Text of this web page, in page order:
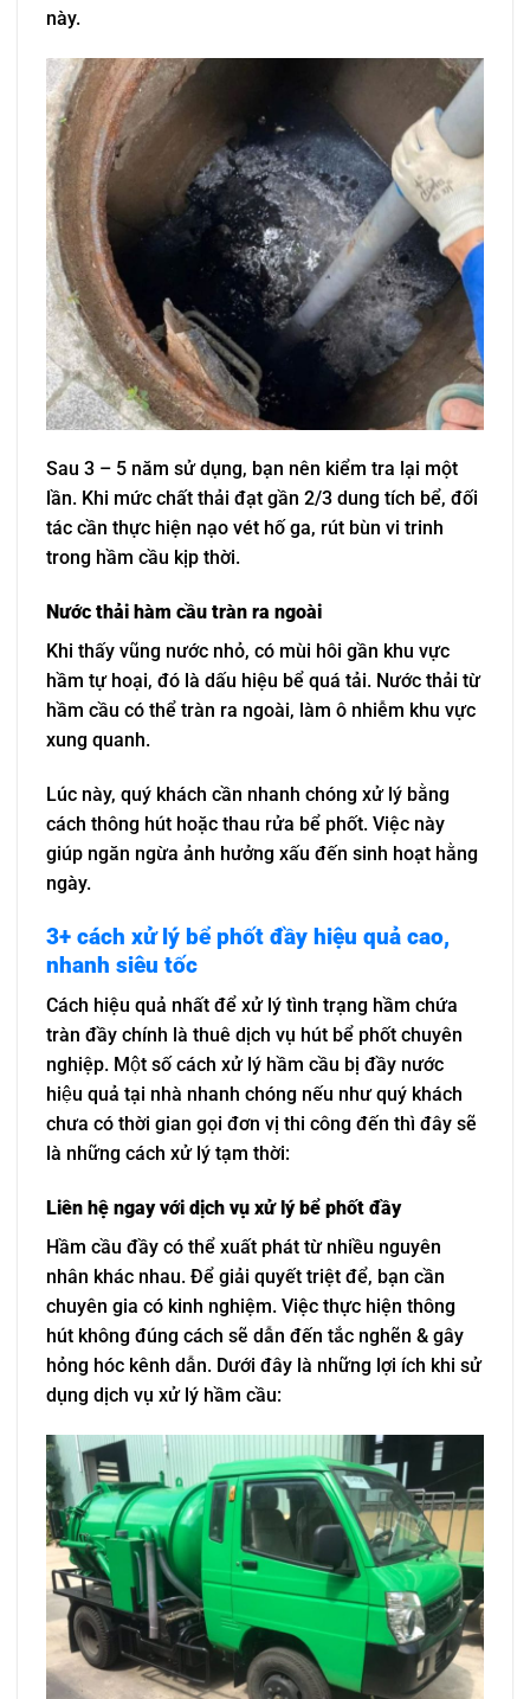
này.
Sau 3 – 5 năm sử dụng, bạn nên kiểm tra lại một
lần. Khi mức chất thải đạt gần 2/3 dung tích bể, đối
tác cần thực hiện nạo vét hố ga, rút bùn vi trinh
trong hầm cầu kịp thời.
Nước thải hàm cầu tràn ra ngoài
Khi thấy vũng nước nhỏ, có mùi hôi gần khu vực
hầm tự hoại, đó là dấu hiệu bể quá tải. Nước thải từ
hầm cầu có thể tràn ra ngoài, làm ô nhiễm khu vực
xung quanh.
Lúc này, quý khách cần nhanh chóng xử lý bằng
cách thông hút hoặc thau rửa bể phốt. Việc này
giúp ngăn ngừa ảnh hưởng xấu đến sinh hoạt hằng
ngày.
3+ cách xử lý bể phốt đầy hiệu quả cao,
nhanh siêu tốc
Cách hiệu quả nhất để xử lý tình trạng hầm chứa
tràn đầy chính là thuê dịch vụ hút bể phốt chuyên
nghiệp. Một số cách xử lý hầm cầu bị đầy nước
hiệu quả tại nhà nhanh chóng nếu như quý khách
chưa có thời gian gọi đơn vị thi công đến thì đây sẽ
là những cách xử lý tạm thời:
Liên hệ ngay với dịch vụ xử lý bể phốt đầy
Hầm cầu đầy có thể xuất phát từ nhiều nguyên
nhân khác nhau. Để giải quyết triệt để, bạn cần
chuyên gia có kinh nghiệm. Việc thực hiện thông
hút không đúng cách sẽ dẫn đến tắc nghẽn & gây
hỏng hóc kênh dẫn. Dưới đây là những lợi ích khi sử
dụng dịch vụ xử lý hầm cầu: